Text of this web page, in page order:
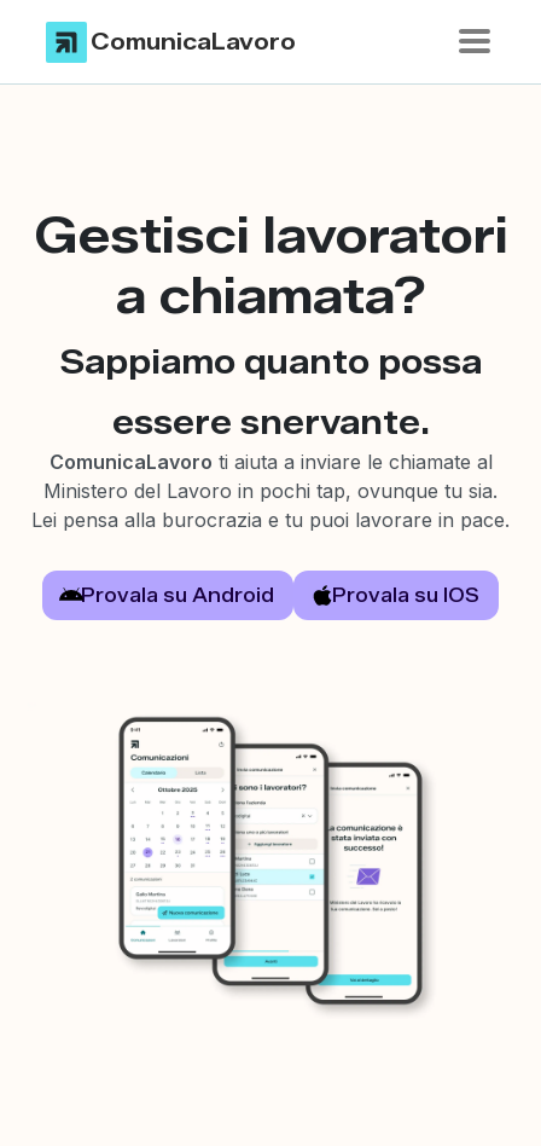
ComunicaLavoro
Gestisci lavoratori
a chiamata?
Sappiamo quanto possa
essere snervante.
ComunicaLavoro ti aiuta a inviare le chiamate al
Ministero del Lavoro in pochi tap, ovunque tu sia.
Lei pensa alla burocrazia e tu puoi lavorare in pace.
Provala su Android Provala su IOS